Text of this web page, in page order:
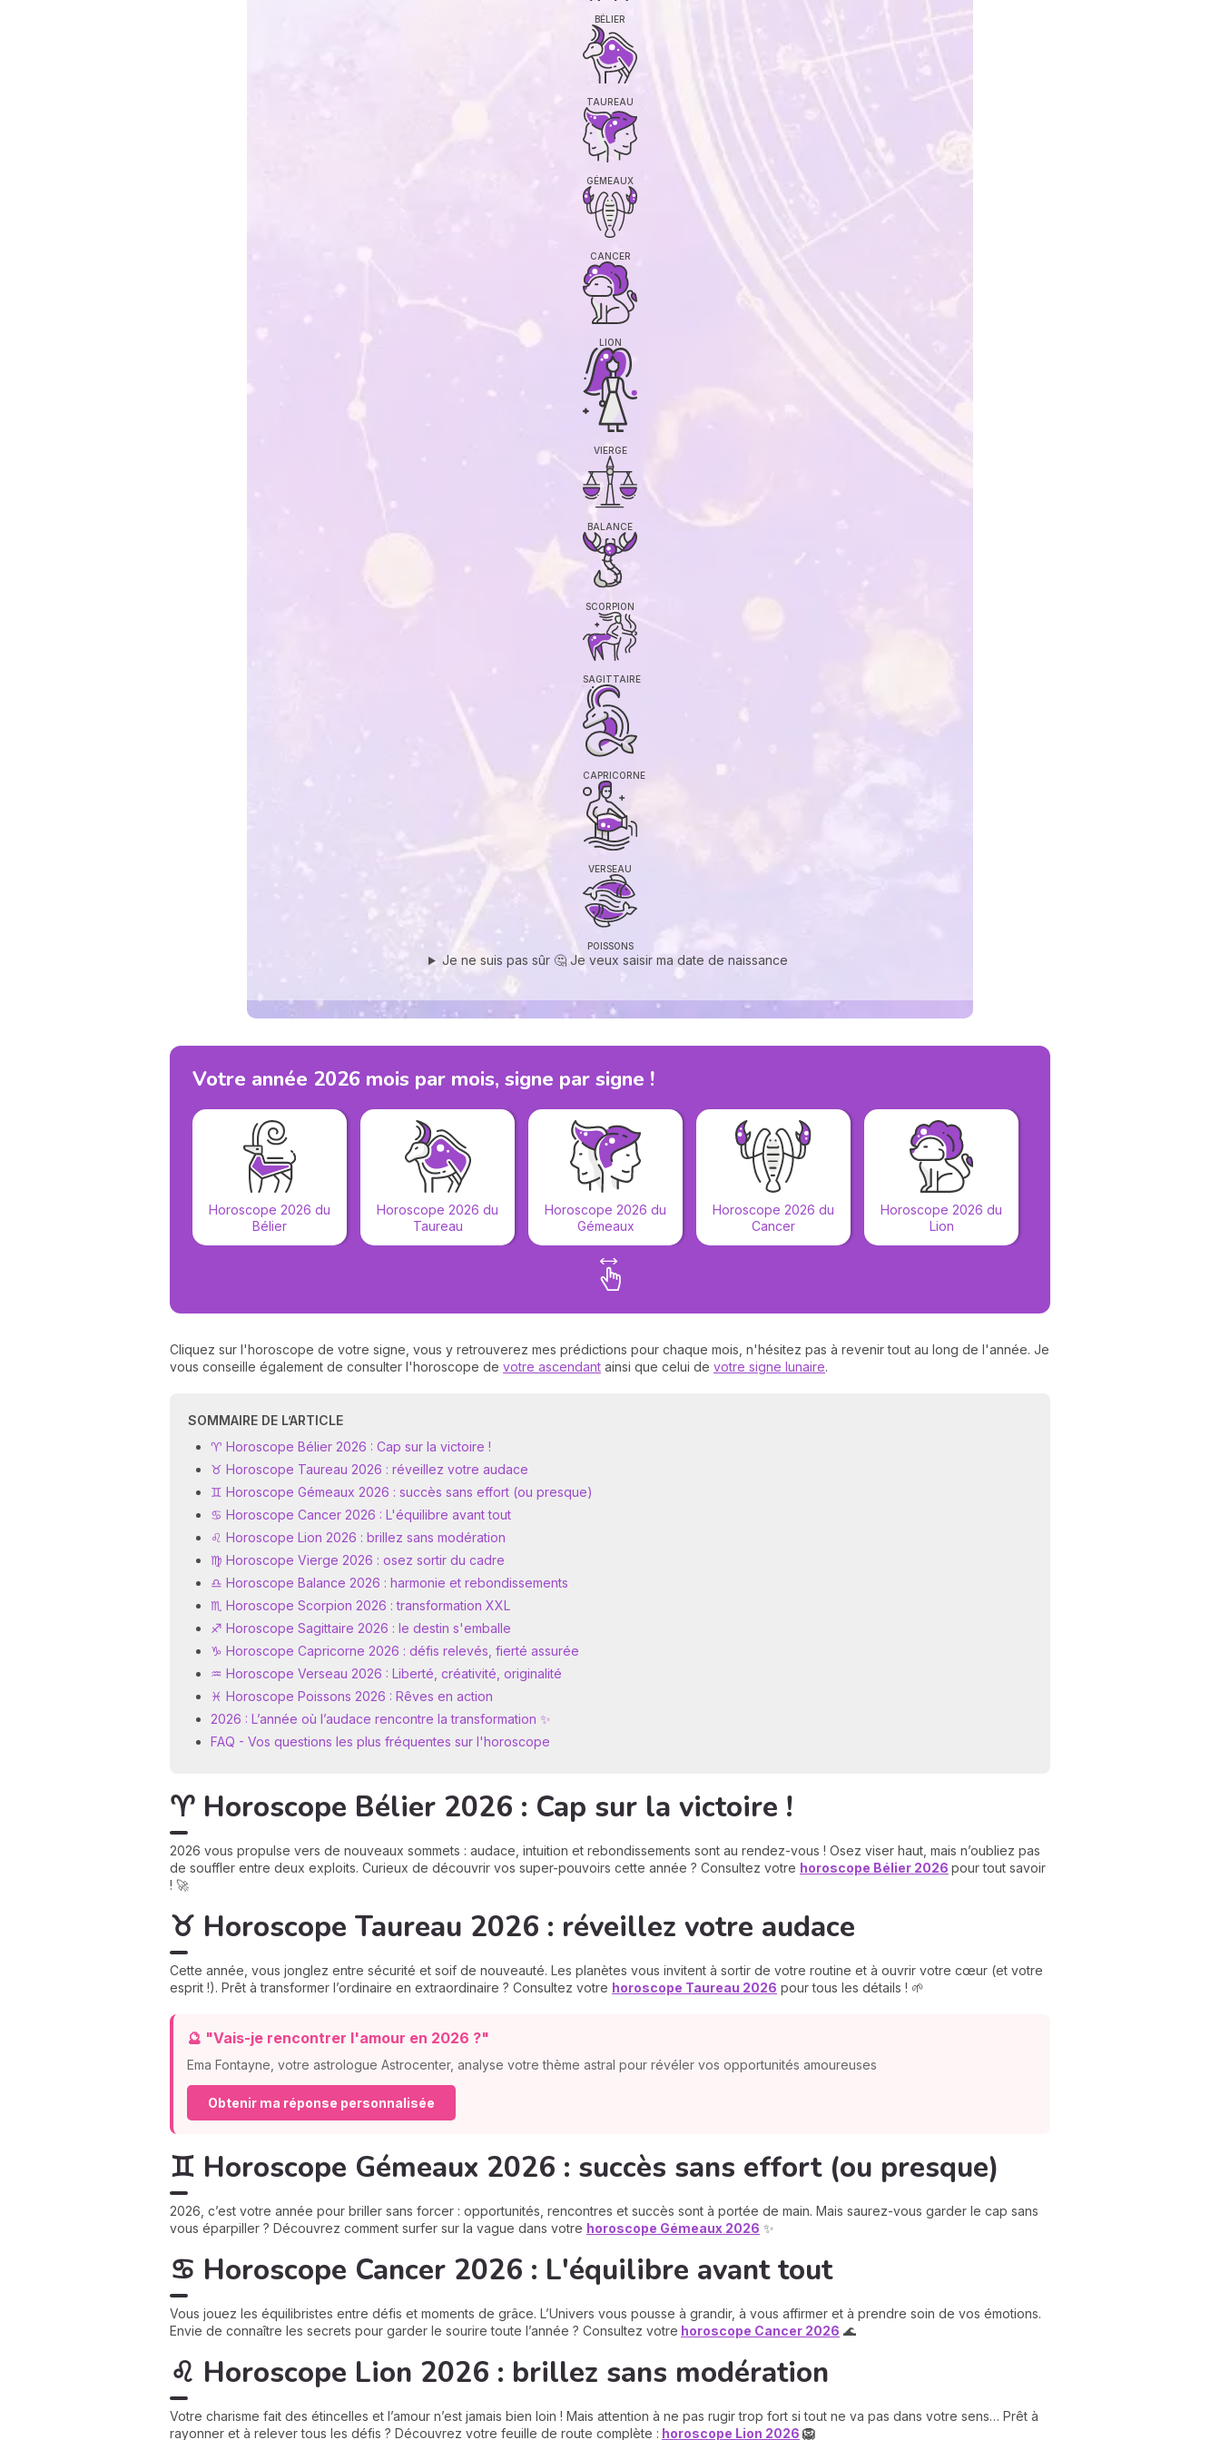
BÉLIER
TAUREAU
GÉMEAUX
CANCER
LION
VIERGE
BALANCE
SCORPION
SAGITTAIRE
CAPRICORNE
VERSEAU
POISSONS
Je ne suis pas sûr 🤔 Je veux saisir ma date de naissance
Votre année 2026 mois par mois, signe par signe !
Horoscope 2026 du
Bélier
Horoscope 2026 du
Taureau
Horoscope 2026 du
Gémeaux
Horoscope 2026 du
Cancer
Horoscope 2026 du
Lion
Cliquez sur l'horoscope de votre signe, vous y retrouverez mes prédictions pour chaque mois, n'hésitez pas à revenir tout au long de l'année. Je
vous conseille également de consulter l'horoscope de votre ascendant ainsi que celui de votre signe lunaire.
SOMMAIRE DE L’ARTICLE
♈ Horoscope Bélier 2026 : Cap sur la victoire !
♉ Horoscope Taureau 2026 : réveillez votre audace
♊ Horoscope Gémeaux 2026 : succès sans effort (ou presque)
♋ Horoscope Cancer 2026 : L'équilibre avant tout
♌ Horoscope Lion 2026 : brillez sans modération
♍ Horoscope Vierge 2026 : osez sortir du cadre
♎ Horoscope Balance 2026 : harmonie et rebondissements
♏ Horoscope Scorpion 2026 : transformation XXL
♐ Horoscope Sagittaire 2026 : le destin s'emballe
♑ Horoscope Capricorne 2026 : défis relevés, fierté assurée
♒ Horoscope Verseau 2026 : Liberté, créativité, originalité
♓ Horoscope Poissons 2026 : Rêves en action
2026 : L’année où l’audace rencontre la transformation ✨
FAQ - Vos questions les plus fréquentes sur l'horoscope
♈ Horoscope Bélier 2026 : Cap sur la victoire !
2026 vous propulse vers de nouveaux sommets : audace, intuition et rebondissements sont au rendez-vous ! Osez viser haut, mais n’oubliez pas
de souffler entre deux exploits. Curieux de découvrir vos super-pouvoirs cette année ? Consultez votre horoscope Bélier 2026 pour tout savoir
! 🚀
♉ Horoscope Taureau 2026 : réveillez votre audace
Cette année, vous jonglez entre sécurité et soif de nouveauté. Les planètes vous invitent à sortir de votre routine et à ouvrir votre cœur (et votre
esprit !). Prêt à transformer l’ordinaire en extraordinaire ? Consultez votre horoscope Taureau 2026 pour tous les détails ! 🌱
🔮 "Vais-je rencontrer l'amour en 2026 ?"
Ema Fontayne, votre astrologue Astrocenter, analyse votre thème astral pour révéler vos opportunités amoureuses
Obtenir ma réponse personnalisée
♊ Horoscope Gémeaux 2026 : succès sans effort (ou presque)
2026, c’est votre année pour briller sans forcer : opportunités, rencontres et succès sont à portée de main. Mais saurez-vous garder le cap sans
vous éparpiller ? Découvrez comment surfer sur la vague dans votre horoscope Gémeaux 2026 ✨
♋ Horoscope Cancer 2026 : L'équilibre avant tout
Vous jouez les équilibristes entre défis et moments de grâce. L’Univers vous pousse à grandir, à vous affirmer et à prendre soin de vos émotions.
Envie de connaître les secrets pour garder le sourire toute l’année ? Consultez votre horoscope Cancer 2026 🌊
♌ Horoscope Lion 2026 : brillez sans modération
Votre charisme fait des étincelles et l’amour n’est jamais bien loin ! Mais attention à ne pas rugir trop fort si tout ne va pas dans votre sens… Prêt à
rayonner et à relever tous les défis ? Découvrez votre feuille de route complète : horoscope Lion 2026 🦁